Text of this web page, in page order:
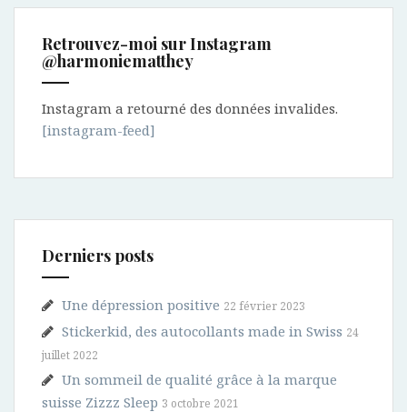
Retrouvez-moi sur Instagram
@harmoniematthey
Instagram a retourné des données invalides.
[instagram-feed]
Derniers posts
Une dépression positive 22 février 2023
Stickerkid, des autocollants made in Swiss 24
juillet 2022
Un sommeil de qualité grâce à la marque
suisse Zizzz Sleep 3 octobre 2021